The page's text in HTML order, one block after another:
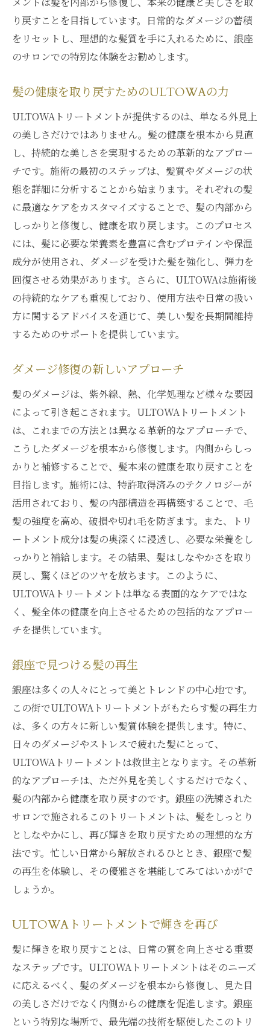
り戻すことを目指しています。日常的なダメージの蓄積
をリセットし、理想的な髪質を手に入れるために、銀座
のサロンでの特別な体験をお勧めします。
髪の健康を取り戻すためのULTOWAの力
ULTOWAトリートメントが提供するのは、単なる外見上
の美しさだけではありません。髪の健康を根本から見直
し、持続的な美しさを実現するための革新的なアプロー
チです。施術の最初のステップは、髪質やダメージの状
態を詳細に分析することから始まります。それぞれの髪
に最適なケアをカスタマイズすることで、髪の内部から
しっかりと修復し、健康を取り戻します。このプロセス
には、髪に必要な栄養素を豊富に含むプロテインや保湿
成分が使用され、ダメージを受けた髪を強化し、弾力を
回復させる効果があります。さらに、ULTOWAは施術後
の持続的なケアも重視しており、使用方法や日常の扱い
方に関するアドバイスを通じて、美しい髪を長期間維持
するためのサポートを提供しています。
ダメージ修復の新しいアプローチ
髪のダメージは、紫外線、熱、化学処理など様々な要因
によって引き起こされます。ULTOWAトリートメント
は、これまでの方法とは異なる革新的なアプローチで、
こうしたダメージを根本から修復します。内側からしっ
かりと補修することで、髪本来の健康を取り戻すことを
目指します。施術には、特許取得済みのテクノロジーが
活用されており、髪の内部構造を再構築することで、毛
髪の強度を高め、破損や切れ毛を防ぎます。また、トリ
ートメント成分は髪の奥深くに浸透し、必要な栄養をし
っかりと補給します。その結果、髪はしなやかさを取り
戻し、驚くほどのツヤを放ちます。このように、
ULTOWAトリートメントは単なる表面的なケアではな
く、髪全体の健康を向上させるための包括的なアプロー
チを提供しています。
銀座で見つける髪の再生
銀座は多くの人々にとって美とトレンドの中心地です。
この街でULTOWAトリートメントがもたらす髪の再生力
は、多くの方々に新しい髪質体験を提供します。特に、
日々のダメージやストレスで疲れた髪にとって、
ULTOWAトリートメントは救世主となります。その革新
的なアプローチは、ただ外見を美しくするだけでなく、
髪の内部から健康を取り戻すのです。銀座の洗練された
サロンで施されるこのトリートメントは、髪をしっとり
としなやかにし、再び輝きを取り戻すための理想的な方
法です。忙しい日常から解放されるひととき、銀座で髪
の再生を体験し、その優雅さを堪能してみてはいかがで
しょうか。
ULTOWAトリートメントで輝きを再び
髪に輝きを取り戻すことは、日常の質を向上させる重要
なステップです。ULTOWAトリートメントはそのニーズ
に応えるべく、髪のダメージを根本から修復し、見た目
の美しさだけでなく内側からの健康を促進します。銀座
という特別な場所で、最先端の技術を駆使したこのトリ